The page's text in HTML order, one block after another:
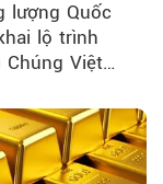
lượng Quốc
lộ trình
Chúng Việt